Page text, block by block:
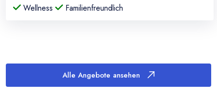
Wellness Familienfreundlich
Alle Angebote ansehen